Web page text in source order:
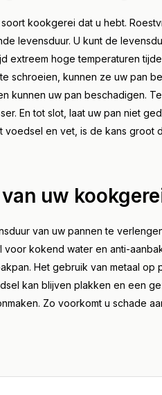
kookgerei dat u hebt.
levensduur. U kunt de
extreem hoge temperaturen
schroeien, kunnen ze uw pan
kunnen uw pan beschadigen.
En tot slot, laat uw pan niet
en vet, is de kans groot
uw
van uw pannen te
kokend water en anti-
Het gebruik van metaal op
kan blijven plakken en een
Zo voorkomt u schade